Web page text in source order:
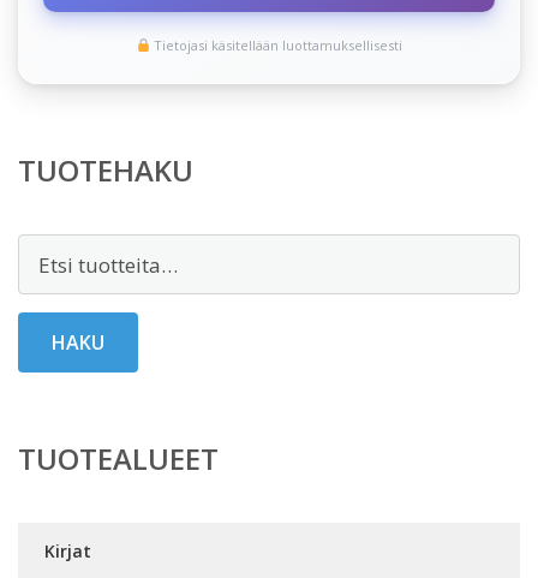
Tietojasi käsitellään luottamuksellisesti
TUOTEHAKU
HAKU
TUOTEALUEET
Kirjat